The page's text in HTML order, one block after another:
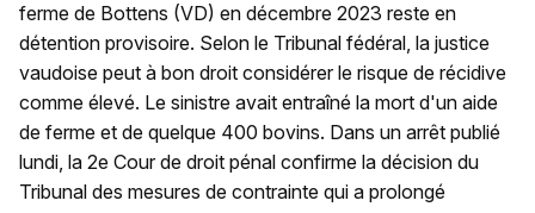
ferme de Bottens (VD) en décembre 2023 reste en
détention provisoire. Selon le Tribunal fédéral, la justice
vaudoise peut à bon droit considérer le risque de récidive
comme élevé. Le sinistre avait entraîné la mort d'un aide
de ferme et de quelque 400 bovins. Dans un arrêt publié
lundi, la 2e Cour de droit pénal confirme la décision du
Tribunal des mesures de contrainte qui a prolongé